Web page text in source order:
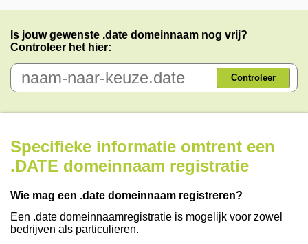
Is jouw gewenste .date domeinnaam nog vrij?
Controleer het hier:
Controleer
Specifieke informatie omtrent een
.DATE domeinnaam registratie
Wie mag een .date domeinnaam registreren?
Een .date domeinnaamregistratie is mogelijk voor zowel
bedrijven als particulieren.